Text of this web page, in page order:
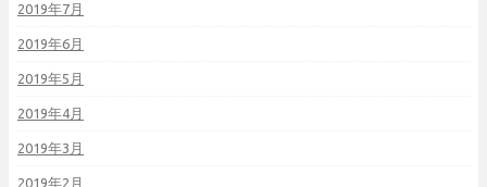
2019年7月
2019年6月
2019年5月
2019年4月
2019年3月
2019年2月